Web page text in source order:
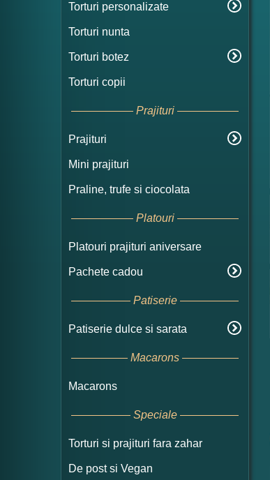
Torturi personalizate
Torturi nunta
Torturi botez
Torturi copii
Prajituri
Prajituri
Mini prajituri
Praline, trufe si ciocolata
Platouri
Platouri prajituri aniversare
Pachete cadou
Patiserie
Patiserie dulce si sarata
Macarons
Macarons
Speciale
Torturi si prajituri fara zahar
De post si Vegan